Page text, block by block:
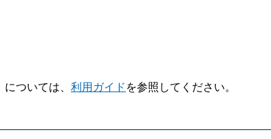
ついては、 利用ガイド を参照してください。